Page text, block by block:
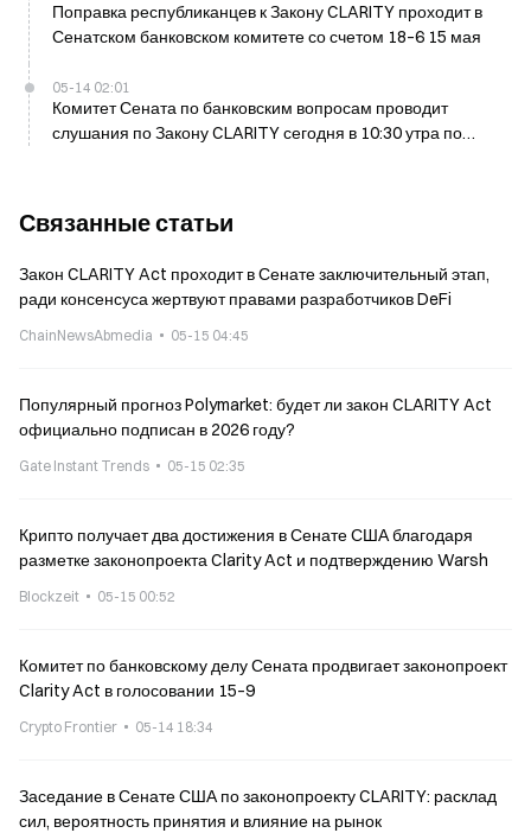
Поправка республиканцев к Закону CLARITY проходит в
Сенатском банковском комитете со счетом 18–6 15 мая
05-14 02:01
Комитет Сената по банковским вопросам проводит
слушания по Закону CLARITY сегодня в 10:30 утра по
Связанные статьи
Закон CLARITY Act проходит в Сенате заключительный этап,
ради консенсуса жертвуют правами разработчиков DeFi
ChainNewsAbmedia 05-15 04:45
Популярный прогноз Polymarket: будет ли закон CLARITY Act
официально подписан в 2026 году?
Gate Instant Trends 05-15 02:35
Крипто получает два достижения в Сенате США благодаря
разметке законопроекта Clarity Act и подтверждению Warsh
Blockzeit 05-15 00:52
Комитет по банковскому делу Сената продвигает законопроект
Clarity Act в голосовании 15–9
Crypto Frontier 05-14 18:34
Заседание в Сенате США по законопроекту CLARITY: расклад
сил, вероятность принятия и влияние на рынок